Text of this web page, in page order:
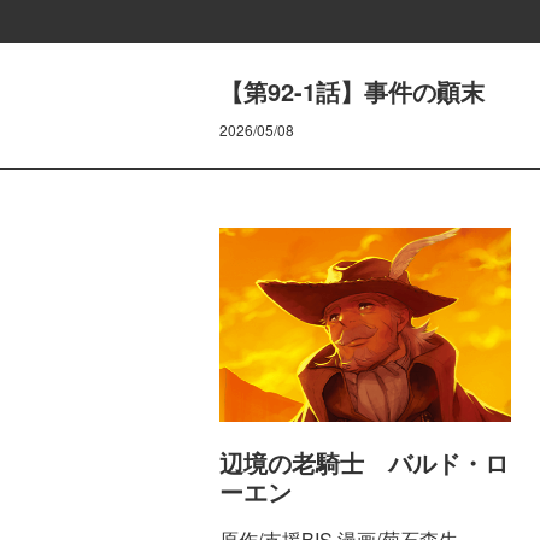
【第92-1話】事件の顚末
2026/05/08
辺境の老騎士 バルド・ロ
ーエン